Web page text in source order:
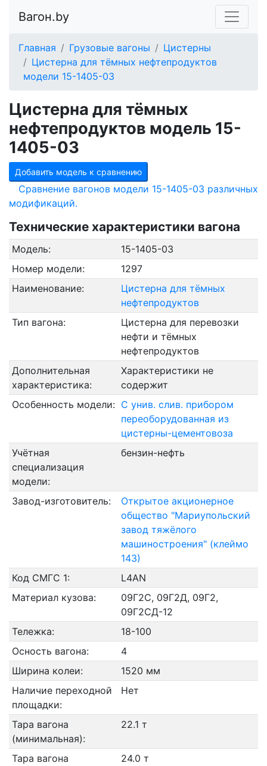
Вагон.by
Главная Грузовые вагоны
Цистерны
Цистерна для тёмных нефтепродуктов
модели 15-1405-03
Цистерна для тёмных
нефтепродуктов модель 15-
1405-03
Добавить модель к сравнению
Сравнение вагонов модели 15-1405-03 различных
модификаций.
Технические характеристики вагона
Модель:
15-1405-03
Номер модели:
1297
Наименование:
Цистерна для тёмных
нефтепродуктов
Тип вагона:
Цистерна для перевозки
нефти и тёмных
нефтепродуктов
Дополнительная
характеристика:
Характеристики не
содержит
Особенность модели: С унив. слив. прибором
переоборудованная из
цистерны-цементовоза
Учётная
специализация
модели:
бензин-нефть
Завод-изготовитель:
Открытое акционерное
общество "Мариупольский
завод тяжёлого
машиностроения" (клеймо
143)
Код СМГС 1:
L4AN
Материал кузова:
09Г2С, 09Г2Д, 09Г2,
09Г2СД-12
Тележка:
18-100
Осность вагона:
4
Ширина колеи:
1520 мм
Наличие переходной
площадки:
Нет
Тара вагона
(минимальная):
22.1 т
Тара вагона
24.0 т